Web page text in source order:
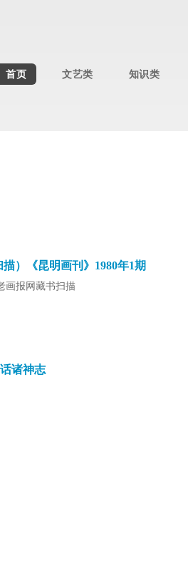
首页 文艺类 知识类
描）《昆明画刊》1980年1期
画报网藏书扫描
诸神志